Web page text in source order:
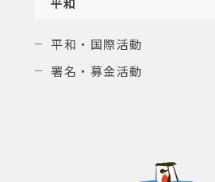
平和・国際活動
署名・募金活動